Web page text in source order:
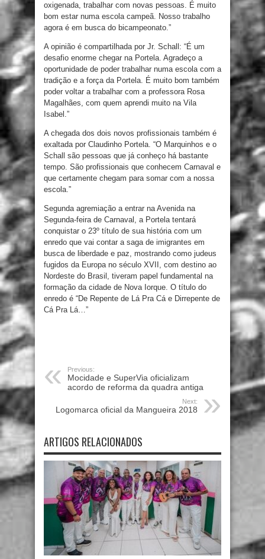
oxigenada, trabalhar com novas pessoas. É muito
bom estar numa escola campeã. Nosso trabalho
agora é em busca do bicampeonato.”
A opinião é compartilhada por Jr. Schall: “É um
desafio enorme chegar na Portela. Agradeço a
oportunidade de poder trabalhar numa escola com a
tradição e a força da Portela. É muito bom também
poder voltar a trabalhar com a professora Rosa
Magalhães, com quem aprendi muito na Vila
Isabel.”
A chegada dos dois novos profissionais também é
exaltada por Claudinho Portela. “O Marquinhos e o
Schall são pessoas que já conheço há bastante
tempo. São profissionais que conhecem Carnaval e
que certamente chegam para somar com a nossa
escola.”
Segunda agremiação a entrar na Avenida na
Segunda-feira de Carnaval, a Portela tentará
conquistar o 23º título de sua história com um
enredo que vai contar a saga de imigrantes em
busca de liberdade e paz, mostrando como judeus
fugidos da Europa no século XVII, com destino ao
Nordeste do Brasil, tiveram papel fundamental na
formação da cidade de Nova Iorque. O título do
enredo é “De Repente de Lá Pra Cá e Dirrepente de
Cá Pra Lá…”
Previous:
Mocidade e SuperVia oficializam
acordo de reforma da quadra antiga
Next:
Logomarca oficial da Mangueira 2018
ARTIGOS RELACIONADOS